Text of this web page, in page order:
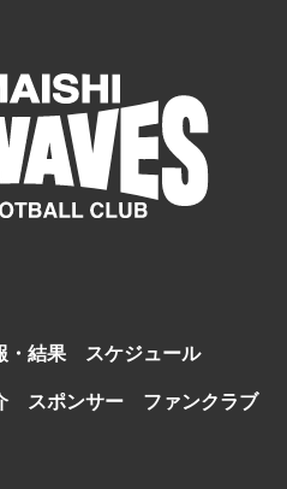
・結果
スケジュール
スポンサー ファンクラブ